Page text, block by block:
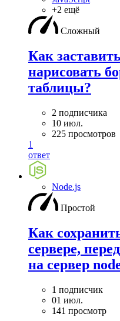
+2 ещё
Сложный
Как
нарисовать
таблицы?
2 подписчика
10 июл.
225 просмотров
1
ответ
Node.js
Простой
Как
сервере,
на сервер
1 подписчик
01 июл.
141 просмотр